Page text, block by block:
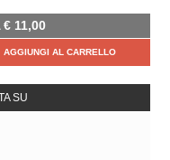
€11,00
AGGIUNGI AL CARRELLO
SU